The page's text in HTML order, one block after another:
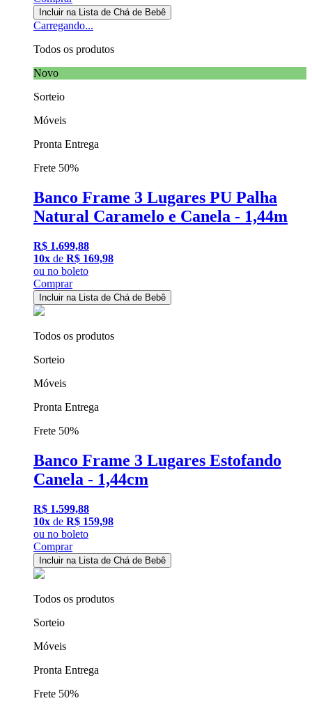
Incluir na Lista de Chá de Bebê
Carregando...
Todos os produtos
Novo
Sorteio
Móveis
Pronta Entrega
Frete 50%
Banco Frame 3 Lugares PU Palha
Natural Caramelo e Canela - 1,44m
R$ 1.699,88
10x de R$ 169,98
ou no boleto
Comprar
Incluir na Lista de Chá de Bebê
Todos os produtos
Sorteio
Móveis
Pronta Entrega
Frete 50%
Banco Frame 3 Lugares Estofando
Canela - 1,44cm
R$ 1.599,88
10x de R$ 159,98
ou no boleto
Comprar
Incluir na Lista de Chá de Bebê
Todos os produtos
Sorteio
Móveis
Pronta Entrega
Frete 50%